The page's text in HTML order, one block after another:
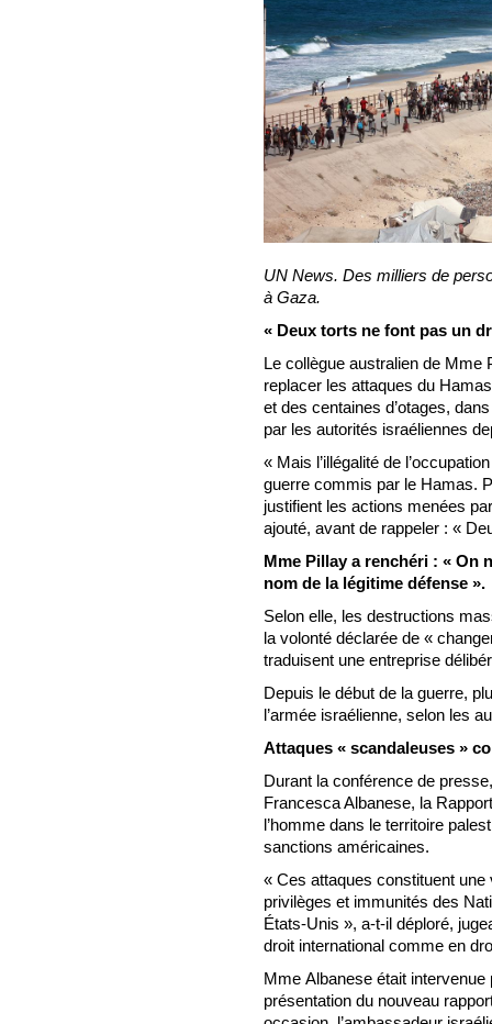
UN News. Des milliers de
à Gaza.
« Deux torts ne font pas un
Le collègue australien de Mme
replacer les attaques du
et des centaines d’otages,
par les autorités israéliennes
« Mais l’illégalité de
guerre commis par le Hamas.
justifient les actions menées
ajouté, avant de rappeler : «
Mme Pillay a renchéri : « On
nom de la légitime défense ».
Selon elle, les destructions
la volonté déclarée de «
traduisent une entreprise
Depuis le début de la guerre,
l’armée israélienne, selon les
Attaques « scandaleuses »
Durant la conférence de
Francesca Albanese, la
l’homme dans le territoire
sanctions américaines.
« Ces attaques constituent
privilèges et immunités des
États-Unis », a-t-il déploré,
droit international comme en
Mme Albanese était intervenue
présentation du nouveau